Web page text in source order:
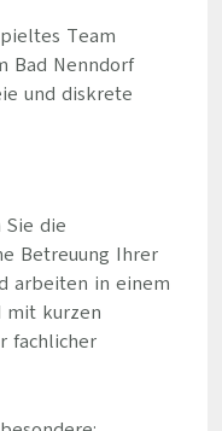
Team
Bad Nenndorf
und diskrete
die
Betreuung Ihrer
arbeiten in einem
mit kurzen
fachlicher